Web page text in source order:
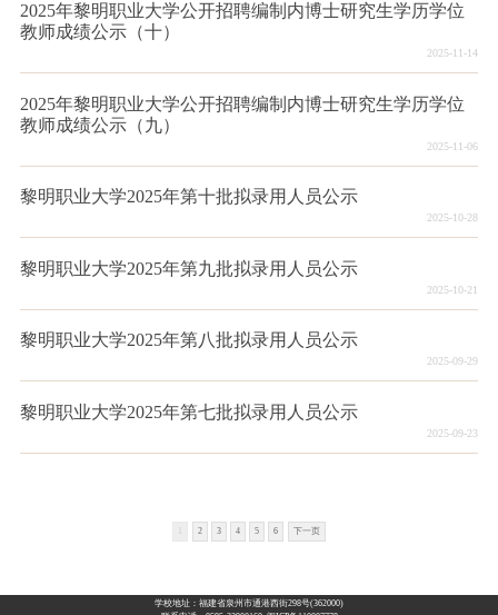
2025年黎明职业大学公开招聘编制内博士研究生学历学位
教师成绩公示（十）
2025-11-14
2025年黎明职业大学公开招聘编制内博士研究生学历学位
教师成绩公示（九）
2025-11-06
黎明职业大学2025年第十批拟录用人员公示
2025-10-28
黎明职业大学2025年第九批拟录用人员公示
2025-10-21
黎明职业大学2025年第八批拟录用人员公示
2025-09-29
黎明职业大学2025年第七批拟录用人员公示
2025-09-23
2 3 4 5 6 下一页
学校地址：福建省泉州市通港西街298号(362000)